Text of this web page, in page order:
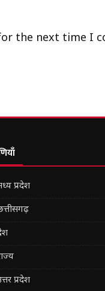
the next time I
प्रदेश
प्रदेश